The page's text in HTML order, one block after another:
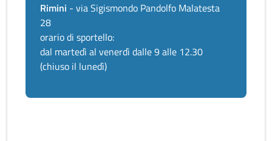
Rimini - via Sigismondo Pandolfo Malatesta
28
orario di sportello:
dal martedì al venerdì dalle 9 alle 12.30
(chiuso il lunedì)